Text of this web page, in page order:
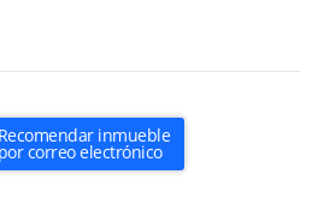
Recomendar inmueble
por correo electrónico